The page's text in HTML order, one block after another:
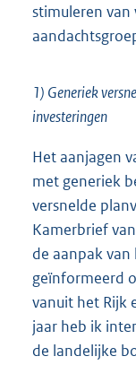
stimuleren
1) Generiek
investeringen
Het aanjagen
met generiek
versnelde
Kamerbrief
de aanpak
geïnformeerd
vanuit het Rijk
jaar heb ik
de landelijke